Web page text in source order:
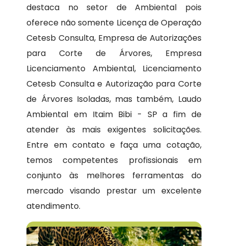
destaca no setor de Ambiental pois
oferece não somente Licença de Operação
Cetesb Consulta, Empresa de Autorizações
para Corte de Árvores, Empresa
Licenciamento Ambiental, Licenciamento
Cetesb Consulta e Autorização para Corte
de Árvores Isoladas, mas também, Laudo
Ambiental em Itaim Bibi - SP a fim de
atender às mais exigentes solicitações.
Entre em contato e faça uma cotação,
temos competentes profissionais em
conjunto às melhores ferramentas do
mercado visando prestar um excelente
atendimento.